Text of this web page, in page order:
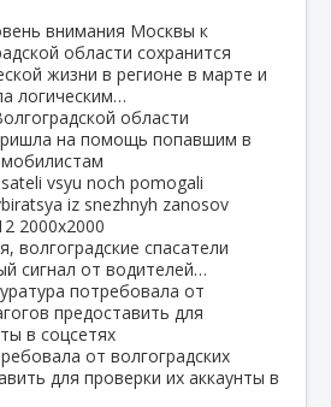
жизни в регионе в марте и
логическим…
области
на помощь попавшим в
волгоградские спасатели
сигнал от водителей…
потребовала от
предоставить для
в соцсетях